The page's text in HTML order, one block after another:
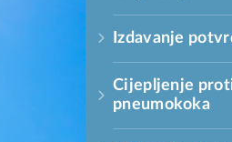
Izdavanje
Cijepljenje
pneumokoka